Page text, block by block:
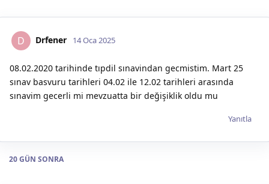
D Drfener 14 Oca 2025
08.02.2020 tarihinde tıpdil sınavindan gecmistim. Mart 25
sınav basvuru tarihleri 04.02 ile 12.02 tarihleri arasında
sınavim gecerli mi mevzuatta bir değişiklik oldu mu
Yanıtla
20 GÜN SONRA